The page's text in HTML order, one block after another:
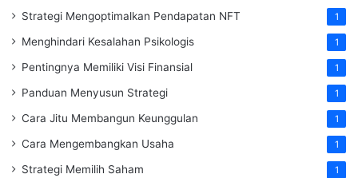
Strategi Mengoptimalkan Pendapatan NFT 1
Menghindari Kesalahan Psikologis 1
Pentingnya Memiliki Visi Finansial 1
Panduan Menyusun Strategi 1
Cara Jitu Membangun Keunggulan 1
Cara Mengembangkan Usaha 1
Strategi Memilih Saham 1